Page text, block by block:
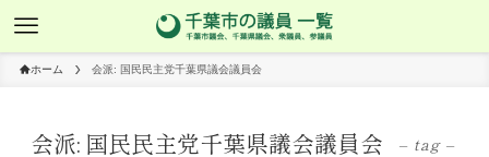
ホーム 会派: 国民民主党千葉県議会議員会
会派: 国民民主党千葉県議会議員会 – tag –